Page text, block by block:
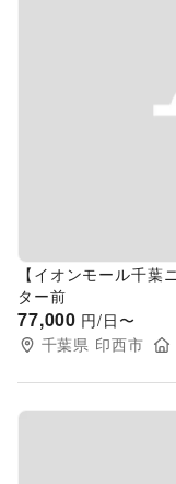
Previous slide
【イオンモール千
ター前
77,000 円/日〜
千葉県 印西市